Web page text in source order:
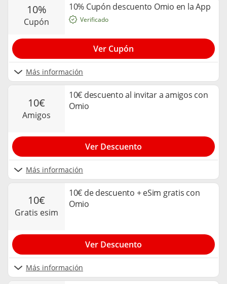
10%
cupón
10% Cupón descuento Omio en la App
Más información
Verificado
Ver Cupón
10€
amigos
10€ descuento al invitar a amigos con
Omio
Más información
Ver Descuento
10€
gratis esim
10€ de descuento + eSim gratis con
Omio
Más información
Ver Descuento